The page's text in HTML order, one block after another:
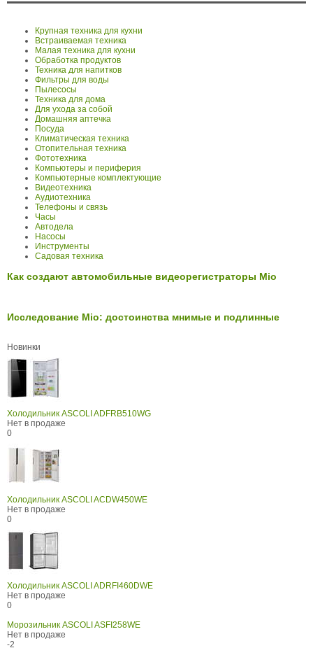
Крупная техника для кухни
Встраиваемая техника
Малая техника для кухни
Обработка продуктов
Техника для напитков
Фильтры для воды
Пылесосы
Техника для дома
Для ухода за собой
Домашняя аптечка
Посуда
Климатическая техника
Отопительная техника
Фототехника
Компьютеры и периферия
Компьютерные комплектующие
Видеотехника
Аудиотехника
Телефоны и связь
Часы
Автодела
Насосы
Инструменты
Садовая техника
Как создают автомобильные видеорегистраторы Mio
Исследование Mio: достоинства мнимые и подлинные
Новинки
Холодильник ASCOLI ADFRB510WG
Нет в продаже
0
Холодильник ASCOLI ACDW450WE
Нет в продаже
0
Холодильник ASCOLI ADRFI460DWE
Нет в продаже
0
Морозильник ASCOLI ASFI258WE
Нет в продаже
-2